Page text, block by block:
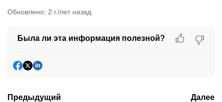
Обновлено: 2 г./лет назад
Была ли эта информация полезной?
Предыдущий Далее